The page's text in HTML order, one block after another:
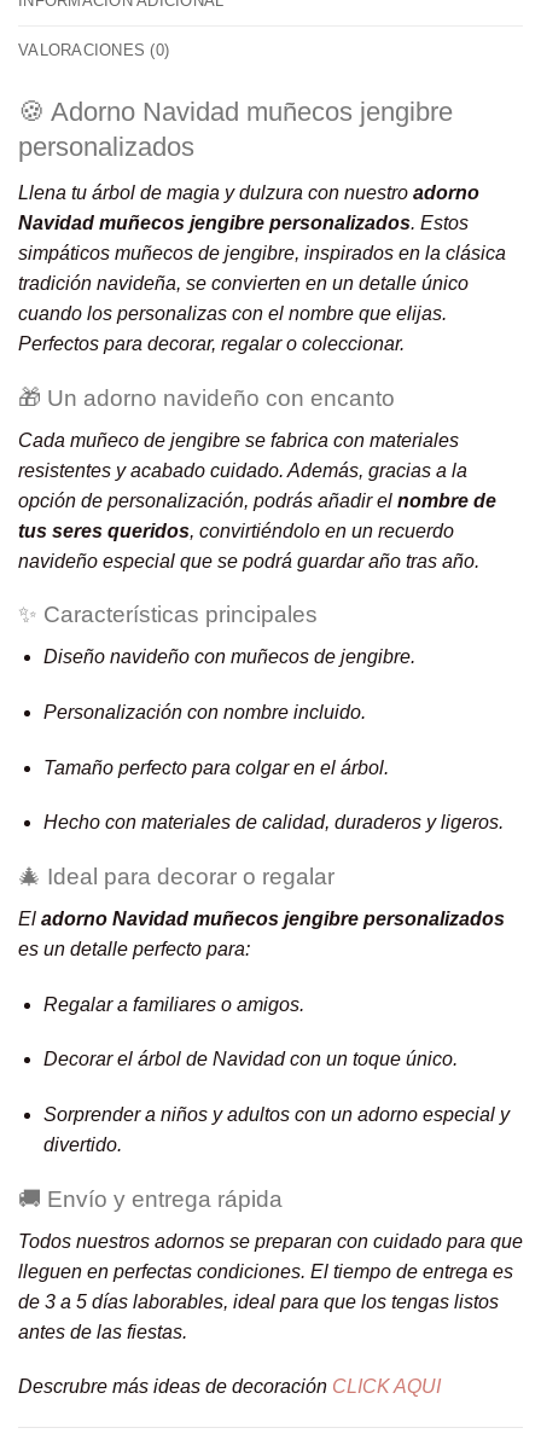
VALORACIONES (0)
🍪 Adorno Navidad muñecos jengibre
personalizados
Llena tu árbol de magia y dulzura con nuestro adorno
Navidad muñecos jengibre personalizados. Estos
simpáticos muñecos de jengibre, inspirados en la clásica
tradición navideña, se convierten en un detalle único
cuando los personalizas con el nombre que elijas.
Perfectos para decorar, regalar o coleccionar.
🎁 Un adorno navideño con encanto
Cada muñeco de jengibre se fabrica con materiales
resistentes y acabado cuidado. Además, gracias a la
opción de personalización, podrás añadir el nombre de
tus seres queridos, convirtiéndolo en un recuerdo
navideño especial que se podrá guardar año tras año.
✨ Características principales
Diseño navideño con muñecos de jengibre.
Personalización con nombre incluido.
Tamaño perfecto para colgar en el árbol.
Hecho con materiales de calidad, duraderos y ligeros.
🎄 Ideal para decorar o regalar
El adorno Navidad muñecos jengibre personalizados
es un detalle perfecto para:
Regalar a familiares o amigos.
Decorar el árbol de Navidad con un toque único.
Sorprender a niños y adultos con un adorno especial y
divertido.
🚚 Envío y entrega rápida
Todos nuestros adornos se preparan con cuidado para que
lleguen en perfectas condiciones. El tiempo de entrega es
de 3 a 5 días laborables, ideal para que los tengas listos
antes de las fiestas.
Descrubre más ideas de decoración CLICK AQUI